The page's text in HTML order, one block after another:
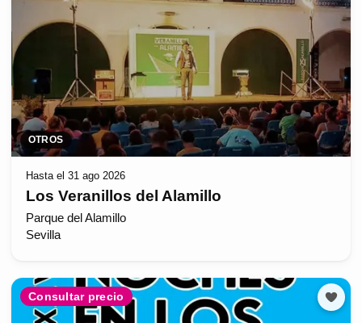
OTROS
Hasta el 31 ago 2026
Los Veranillos del Alamillo
Parque del Alamillo
Sevilla
Consultar precio